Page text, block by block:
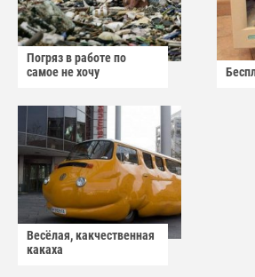
Погряз в работе по
самое не хочу
Весёлая, какчественная
какаха